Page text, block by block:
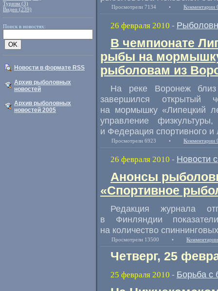
Туризм (3)
Видео (239)
Поиск в новостях:
Новости в формате RSS
Архив рыболовных
новостей
Архив рыболовных
новостей 2005
Просмотрели 7134 • Комментарии
26 февраля 2010 -
В чемпионате
рыбы на мормышку
рыболовам из
На реке Воронеж близ
завершился открытый
на мормышку «Липецкий
управление
и Федерация спортивного и
Просмотрели 6923 • Комментарии
26 февраля 2010 - Новости
Анонсы
«Спортивное
Редакция журнала
в Финляндии
на количество
Просмотрели 13500 •
Четверг, 25
25 февраля 2010 - Борьба с